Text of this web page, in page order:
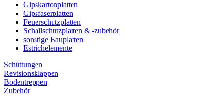
Gipskartonplatten
Gipsfaserplatten
Feuerschutzplatten
Schallschutzplatten & -zubehör
sonstige Bauplatten
Estrichelemente
Schüttungen
Revisionsklappen
Bodentreppen
Zubehör